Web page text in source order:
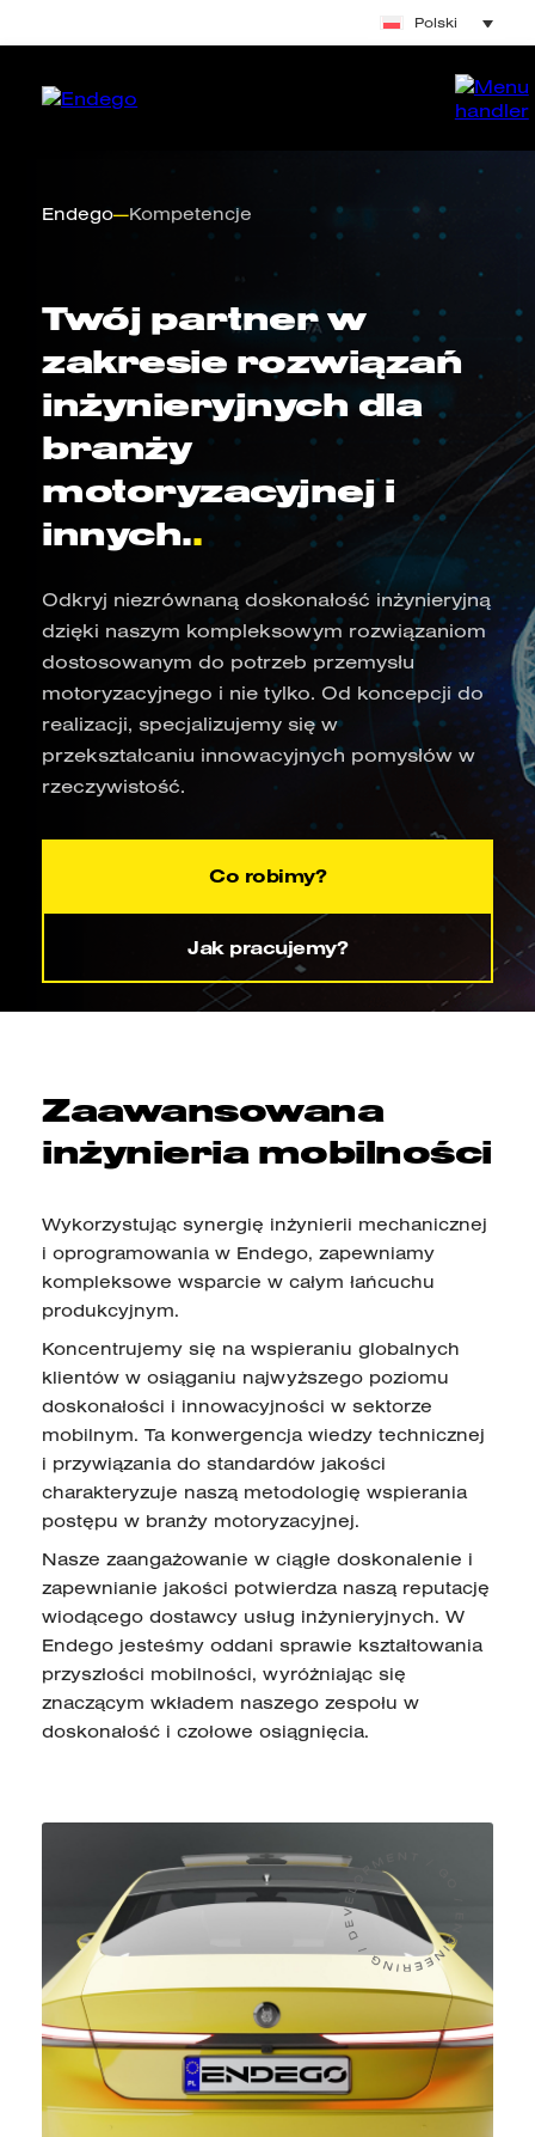
Polski
Endego—Kompetencje
Twój partner w
zakresie rozwiązań
inżynieryjnych dla
branży
motoryzacyjnej i
innych..
Odkryj niezrównaną doskonałość inżynieryjną
dzięki naszym kompleksowym rozwiązaniom
dostosowanym do potrzeb przemysłu
motoryzacyjnego i nie tylko. Od koncepcji do
realizacji, specjalizujemy się w
przekształcaniu innowacyjnych pomysłów w
rzeczywistość.
Co robimy?
Jak pracujemy?
Zaawansowana
inżynieria mobilności
Wykorzystując synergię inżynierii mechanicznej
i oprogramowania w Endego, zapewniamy
kompleksowe wsparcie w całym łańcuchu
produkcyjnym.
Koncentrujemy się na wspieraniu globalnych
klientów w osiąganiu najwyższego poziomu
doskonałości i innowacyjności w sektorze
mobilnym. Ta konwergencja wiedzy technicznej
i przywiązania do standardów jakości
charakteryzuje naszą metodologię wspierania
postępu w branży motoryzacyjnej.
Nasze zaangażowanie w ciągłe doskonalenie i
zapewnianie jakości potwierdza naszą reputację
wiodącego dostawcy usług inżynieryjnych. W
Endego jesteśmy oddani sprawie kształtowania
przyszłości mobilności, wyróżniając się
znaczącym wkładem naszego zespołu w
doskonałość i czołowe osiągnięcia.